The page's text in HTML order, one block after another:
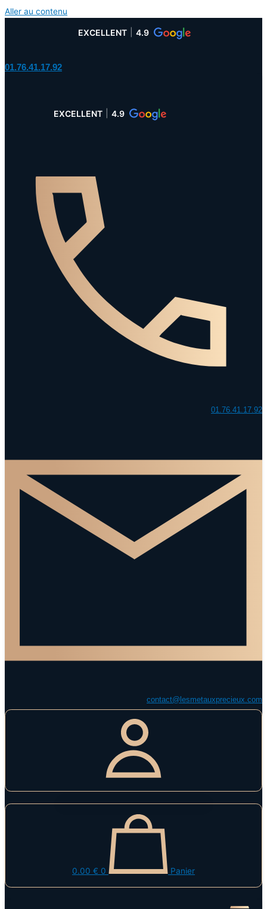
Aller au contenu
EXCELLENT 4.9
01.76.41.17.92
EXCELLENT 4.9
01.76.41.17.92
contact@lesmetauxprecieux.com
0.00 € 0 Panier